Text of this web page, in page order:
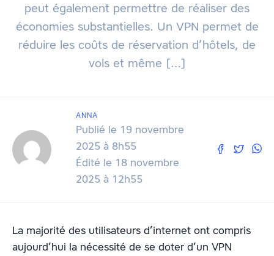
peut également permettre de réaliser des
économies substantielles. Un VPN permet de
réduire les coûts de réservation d’hôtels, de
vols et même […]
ANNA
Publié le 19 novembre
2025 à 8h55
Édité le 18 novembre
2025 à 12h55
La majorité des utilisateurs d’internet ont compris
aujourd’hui la nécessité de se doter d’un VPN